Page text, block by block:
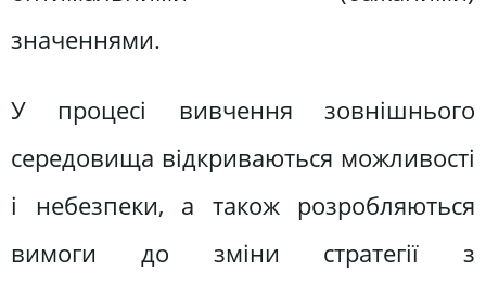
значеннями.
У процесі вивчення зовнішнього
середовища відкриваються можливості
і небезпеки, а також розробляються
вимоги до зміни стратегії з